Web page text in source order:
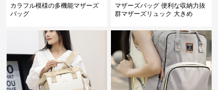
カラフル模様の多機能マザーズ
バッグ
マザーズバッグ 便利な収納力抜
群マザーズリュック 大きめ